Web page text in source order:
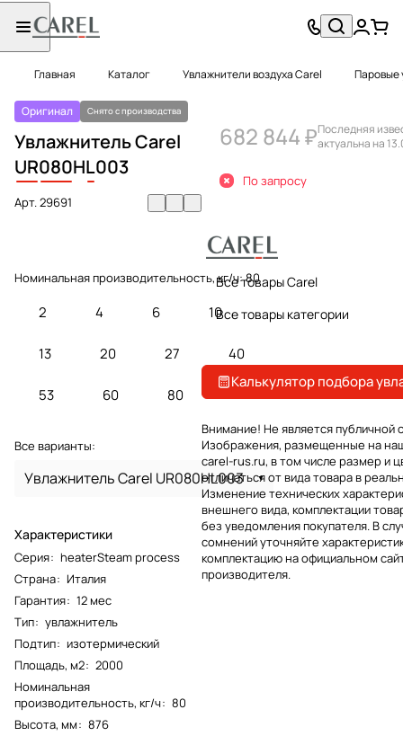
Главная Каталог Увлажнители воздуха Carel Паровые
Оригинал Снято с производства
Увлажнитель Carel
UR080HL003
Арт.29691
Номинальная производительность, кг/ч:80
2 4 6 10
13 20 27 40
53 60 80
Все варианты:
Увлажнитель Carel UR080HL003
Характеристики
Серия: heaterSteam process
Страна: Италия
Гарантия: 12 мес
Тип: увлажнитель
Подтип: изотермический
Площадь, м2: 2000
Номинальная
производительность, кг/ч: 80
Высота, мм: 876
682 844 ₽Последняя
актуальна на
По запросу
Все товары Carel
Все товары категории
Калькулятор подбора
Внимание! Не является публичной
Изображения, размещенные на
carel-rus.ru, в том числе размер и
отличаться от вида товара в
Изменение технических
внешнего вида, комплектации
без уведомления покупателя. В
сомнений уточняйте
комплектацию на официальном
производителя.